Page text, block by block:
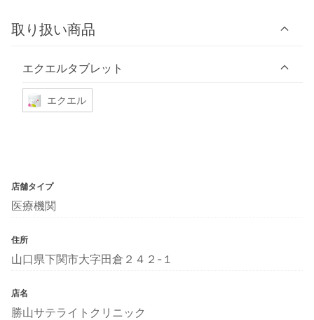
取り扱い商品
エクエルタブレット
エクエル
店舗タイプ
医療機関
住所
山口県下関市大字田倉２４２-１
店名
勝山サテライトクリニック